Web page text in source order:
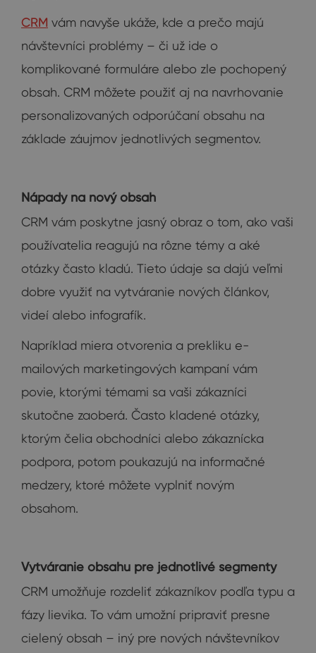
CRM vám navyše ukáže, kde a prečo majú
návštevníci problémy – či už ide o
komplikované formuláre alebo zle pochopený
obsah. CRM môžete použiť aj na navrhovanie
personalizovaných odporúčaní obsahu na
základe záujmov jednotlivých segmentov.
Nápady na nový obsah
CRM vám poskytne jasný obraz o tom, ako vaši
používatelia reagujú na rôzne témy a aké
otázky často kladú. Tieto údaje sa dajú veľmi
dobre využiť na vytváranie nových článkov,
videí alebo infografík.
Napríklad miera otvorenia a prekliku e-
mailových marketingových kampaní vám
povie, ktorými témami sa vaši zákazníci
skutočne zaoberá. Často kladené otázky,
ktorým čelia obchodníci alebo zákaznícka
podpora, potom poukazujú na informačné
medzery, ktoré môžete vyplniť novým
obsahom.
Vytváranie obsahu pre jednotlivé segmenty
CRM umožňuje rozdeliť zákazníkov podľa typu a
fázy lievika. To vám umožní pripraviť presne
cielený obsah – iný pre nových návštevníkov